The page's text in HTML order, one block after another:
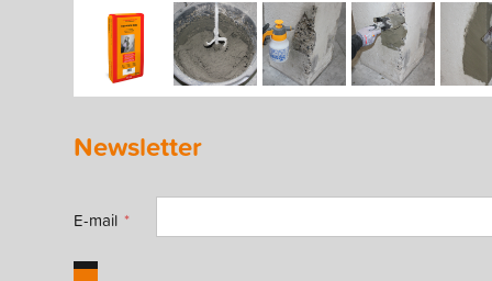
Newsletter
E-mail